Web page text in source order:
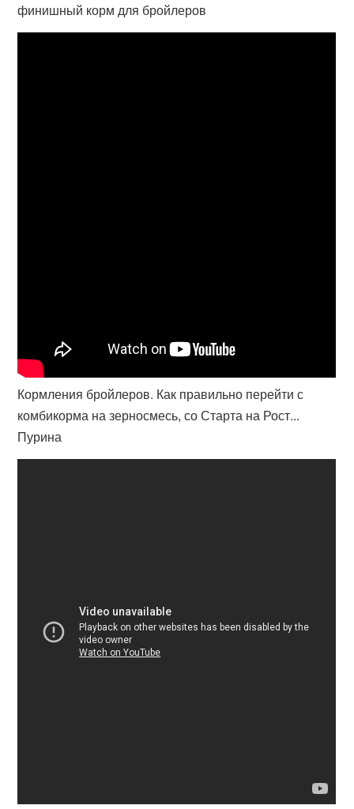
финишный корм для бройлеров
Кормления бройлеров. Как правильно перейти с
комбикорма на зерносмесь, со Старта на Рост...
Пурина